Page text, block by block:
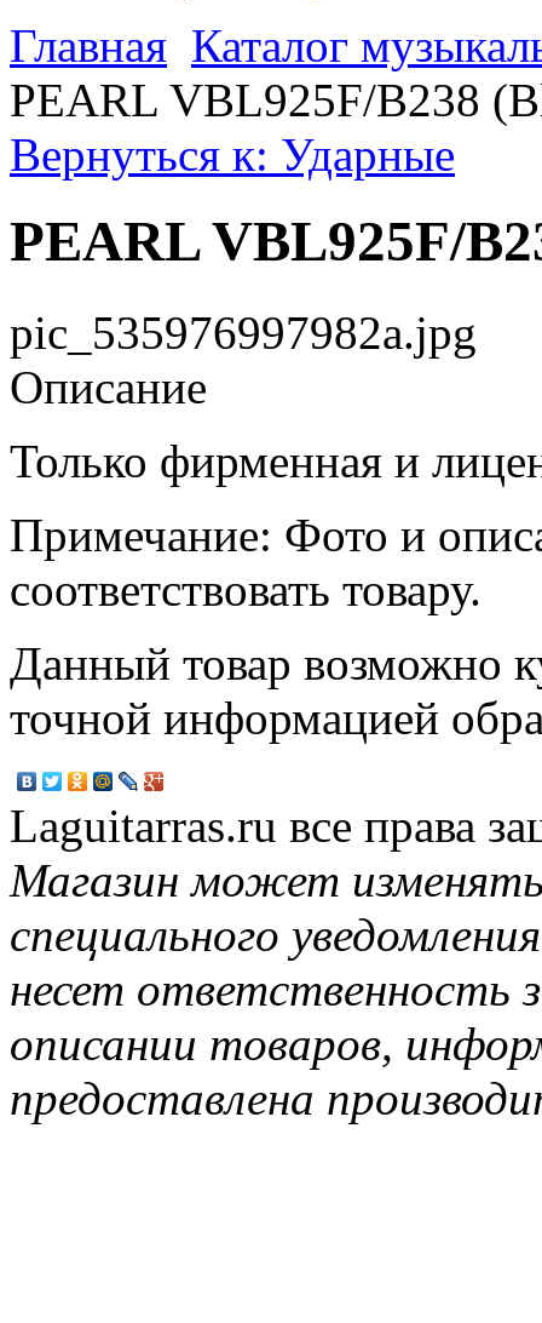
Главная Каталог
PEARL VBL925F/B238
Вернуться к: Ударные
PEARL VBL925F/
pic_535976997982a.jpg
Описание
Только фирменная и
Примечание: Фото и
соответствовать товару.
Данный товар возможно
точной информацией
Laguitarras.ru все права
Магазин может
специального
несет ответственность
описании товаров,
предоставлена